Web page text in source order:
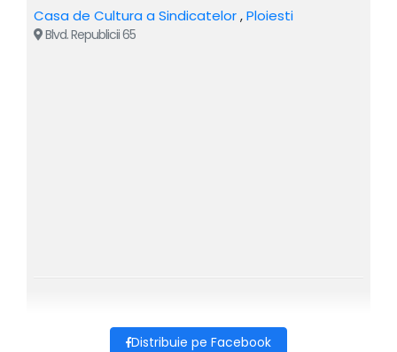
toți iubitorii muzicii românești.
Casa de Cultura a Sindicatelor,Ploiesti
Blvd. Republicii 65
Distribuie pe Facebook